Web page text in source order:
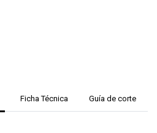
Ficha Técnica Guía de corte